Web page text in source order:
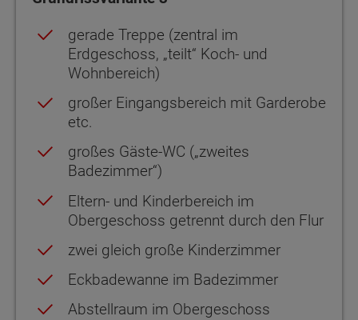
gerade Treppe (zentral im
Erdgeschoss, „teilt“ Koch- und
Wohnbereich)
großer Eingangsbereich mit Garderobe
etc.
großes Gäste-WC („zweites
Badezimmer“)
Eltern- und Kinderbereich im
Obergeschoss getrennt durch den Flur
zwei gleich große Kinderzimmer
Eckbadewanne im Badezimmer
Abstellraum im Obergeschoss